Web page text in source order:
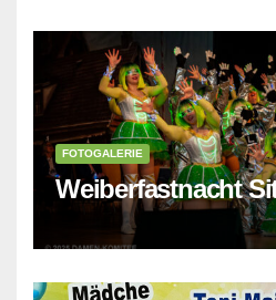
FOTOGALERIE
Weiberfastnacht